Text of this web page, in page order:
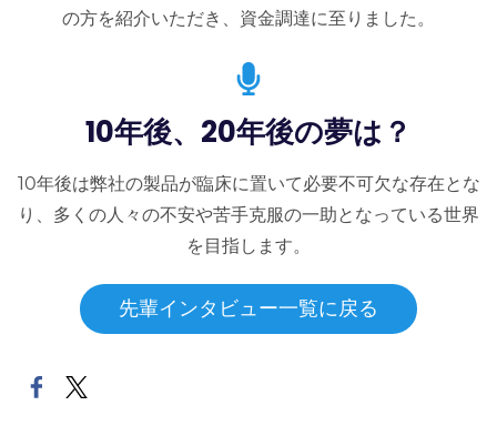
の方を紹介いただき、資金調達に至りました。
10年後、20年後の夢は？
10年後は弊社の製品が臨床に置いて必要不可欠な存在とな
り、多くの人々の不安や苦手克服の一助となっている世界
を目指します。
先輩インタビュー一覧に戻る